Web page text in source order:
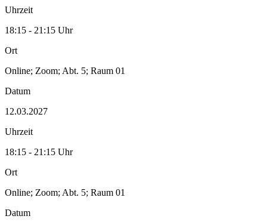
Uhrzeit
18:15 - 21:15 Uhr
Ort
Online; Zoom; Abt. 5; Raum 01
Datum
12.03.2027
Uhrzeit
18:15 - 21:15 Uhr
Ort
Online; Zoom; Abt. 5; Raum 01
Datum